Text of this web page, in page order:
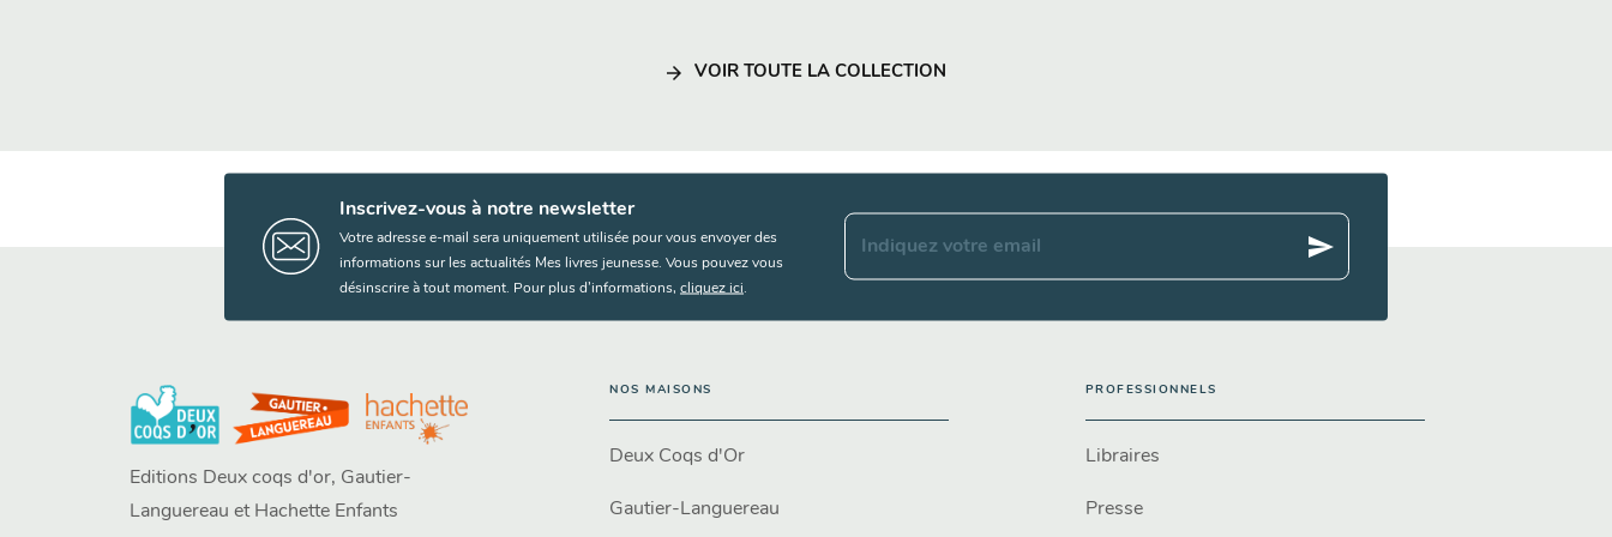
arrow_forward VOIR TOUTE LA COLLECTION
Inscrivez-vous à notre newsletter
Votre adresse e-mail sera uniquement utilisée pour vous envoyer des
informations sur les actualités Mes livres jeunesse. Vous pouvez vous
désinscrire à tout moment. Pour plus d’informations, cliquez ici
Indiquez votre email send
Editions Deux coqs d'or, Gautier-
Languereau et Hachette Enfants
NOS MAISONS
Deux Coqs d'Or
Gautier-Languereau
PROFESSIONNELS
Libraires
Presse